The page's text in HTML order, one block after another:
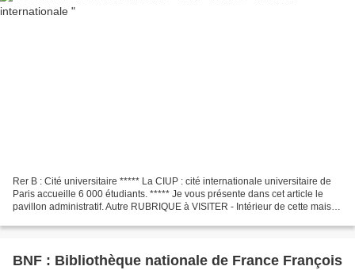
Rer B : Cité universitaire ***** La CIUP : cité internationale universitaire de
Paris accueille 6 000 étudiants. ***** Je vous présente dans cet article le
pavillon administratif. Autre RUBRIQUE à VISITER - Intérieur de cette maison
BNF : Bibliothèque nationale de France François